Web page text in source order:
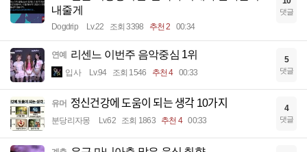
내줄게
Dogdrip Lv.22 조회 3398 추천 2 00:34
댓글
연예 리센느 이번주 음악중심 1위
입사 Lv.94 조회 1546 추천 4 00:33
5
댓글
유머 정신건강에 도움이 되는 생각 10가지
분당리자몽 Lv.62 조회 1863 추천 4 00:33
4
댓글